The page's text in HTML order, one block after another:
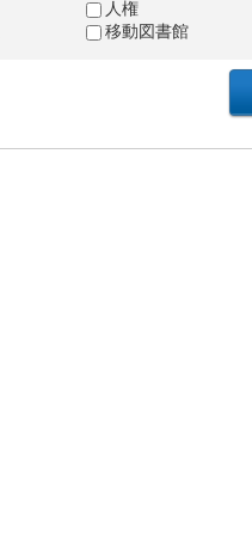
人権
移動図書館